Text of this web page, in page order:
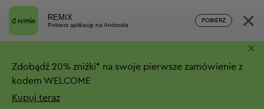
REMIX
Pobierz aplikację na Androida
POBIERZ ×
Zdobądź 20% zniżki* na swoje pierwsze zamówienie z
kodem WELCOME
Kupuj teraz
×